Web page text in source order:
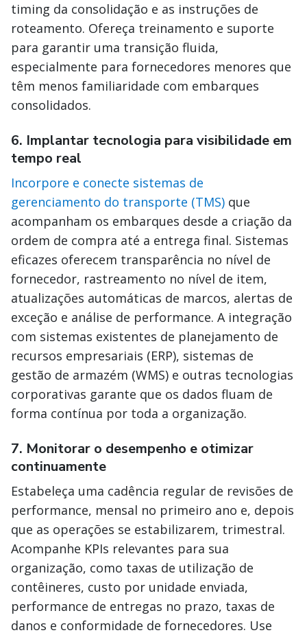
timing da consolidação e as instruções de
roteamento. Ofereça treinamento e suporte
para garantir uma transição fluida,
especialmente para fornecedores menores que
têm menos familiaridade com embarques
consolidados.
6. Implantar tecnologia para visibilidade em
tempo real
Incorpore e conecte sistemas de
gerenciamento do transporte (TMS) que
acompanham os embarques desde a criação da
ordem de compra até a entrega final. Sistemas
eficazes oferecem transparência no nível de
fornecedor, rastreamento no nível de item,
atualizações automáticas de marcos, alertas de
exceção e análise de performance. A integração
com sistemas existentes de planejamento de
recursos empresariais (ERP), sistemas de
gestão de armazém (WMS) e outras tecnologias
corporativas garante que os dados fluam de
forma contínua por toda a organização.
7. Monitorar o desempenho e otimizar
continuamente
Estabeleça uma cadência regular de revisões de
performance, mensal no primeiro ano e, depois
que as operações se estabilizarem, trimestral.
Acompanhe KPIs relevantes para sua
organização, como taxas de utilização de
contêineres, custo por unidade enviada,
performance de entregas no prazo, taxas de
danos e conformidade de fornecedores. Use